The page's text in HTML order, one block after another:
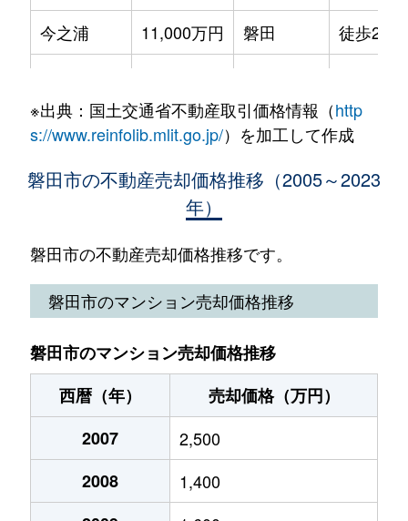
鎌田
2,800万円 御厨(静岡)
徒歩9分
鎌田
1,500万円 御厨(静岡)
徒歩5分
上新屋
2,700万円 豊田町
徒歩45分
1,200万円
上大之郷
1,500万円 磐田
上岡田
460万円 磐田
上岡田
2,900万円 磐田
上岡田
5,000万円 磐田
徒歩23分
上岡田
3,400万円
上岡田
2,500万円
今之浦
11,000万円 磐田
徒歩21分
今之浦
2,300万円 磐田
徒歩25分
6,800万円
岩井
350万円 御厨(静岡)
海老塚
3,700万円 磐田
大立野
530万円 御厨(静岡)
徒歩25分
大原
2,500万円 磐田
徒歩45分
※出典：国土交通省不動産取引価格情報（http
s://www.reinfolib.mlit.go.jp/）を加工して作成
磐田市の不動産売却価格推移（2005～2023
年）
磐田市の不動産売却価格推移です。
磐田市のマンション売却価格推移
磐田市のマンション売却価格推移
西暦（年）
売却価格（万円）
2007
2,500
2008
1,400